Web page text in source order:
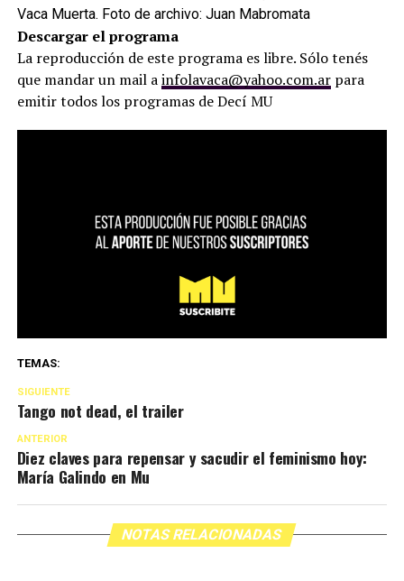
Vaca Muerta. Foto de archivo: Juan Mabromata
Descargar el programa
La reproducción de este programa es libre. Sólo tenés
que mandar un mail ainfolavaca@yahoo.com.arpara
emitir todos los programas de Decí MU
TEMAS:
SIGUIENTE
Tango not dead, el trailer
ANTERIOR
Diez claves para repensar y sacudir el feminismo hoy:
María Galindo en Mu
NOTAS RELACIONADAS